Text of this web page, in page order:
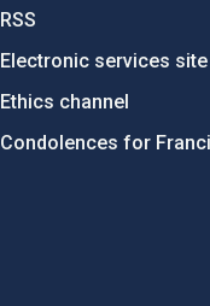
RSS
Electronic services site
Ethics channel
Condolences for